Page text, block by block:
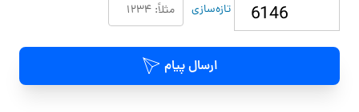
تازه‌سازی
ارسال پیام